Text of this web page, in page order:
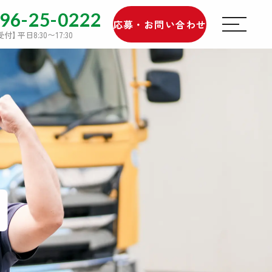
25-0222
付】 平日8:30〜17:30
応募・お問い合わせ